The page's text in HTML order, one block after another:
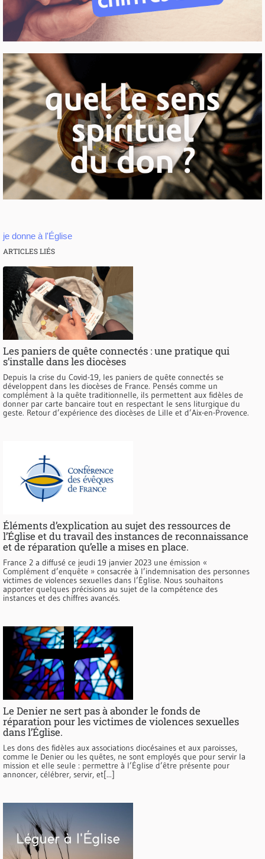
je donne à l'Église
ARTICLES LIÉS
Les paniers de quête connectés : une pratique qui
s’installe dans les diocèses
Depuis la crise du Covid-19, les paniers de quête connectés se
développent dans les diocèses de France. Pensés comme un
complément à la quête traditionnelle, ils permettent aux fidèles de
donner par carte bancaire tout en respectant le sens liturgique du
geste. Retour d’expérience des diocèses de Lille et d’Aix-en-Provence.
Éléments d’explication au sujet des ressources de
l’Église et du travail des instances de reconnaissance
et de réparation qu’elle a mises en place.
France 2 a diffusé ce jeudi 19 janvier 2023 une émission «
Complément d’enquête » consacrée à l’indemnisation des personnes
victimes de violences sexuelles dans l’Église. Nous souhaitons
apporter quelques précisions au sujet de la compétence des
instances et des chiffres avancés.
Le Denier ne sert pas à abonder le fonds de
réparation pour les victimes de violences sexuelles
dans l’Église.
Les dons des fidèles aux associations diocésaines et aux paroisses,
comme le Denier ou les quêtes, ne sont employés que pour servir la
mission et elle seule : permettre à l’Église d’être présente pour
annoncer, célébrer, servir, et[...]